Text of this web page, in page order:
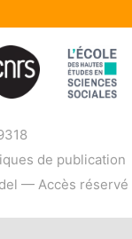
de publication
— Accès réservé